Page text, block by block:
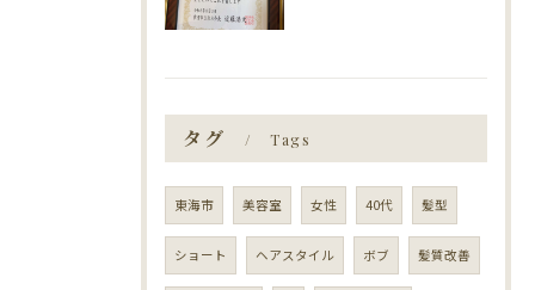
タグ Tags
東海市 美容室 女性 40代 髪型
ショート ヘアスタイル ボブ 髪質改善